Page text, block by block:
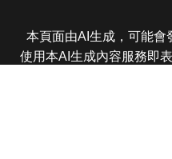
本頁面由AI生成，可能會
使用本AI生成內容服務即